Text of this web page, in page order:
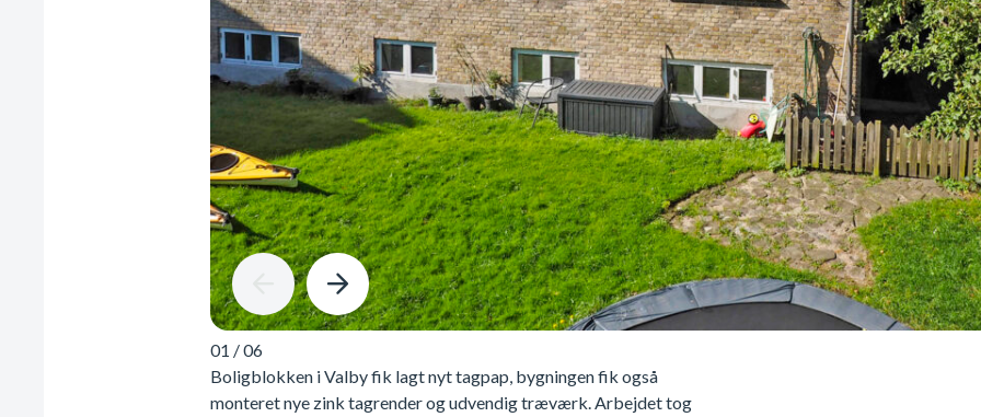
01 /06
Boligblokken i Valby fik lagt nyt tagpap, bygningen fik også
monteret nye zink tagrender og udvendig træværk. Arbejdet tog